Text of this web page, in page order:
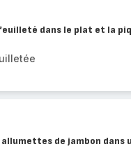
dans le plat et la
de jambon dans